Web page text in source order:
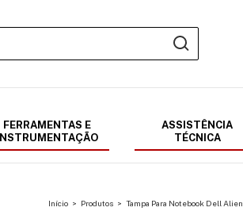
FERRAMENTAS E
INSTRUMENTAÇÃO
ASSISTÊNCIA
TÉCNICA
Início > Produtos > Tampa Para Notebook Dell